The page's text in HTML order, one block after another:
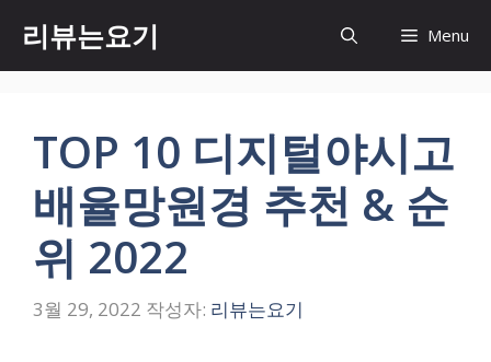
츠
리뷰는요기 Menu
TOP 10 디지털야시고
배율망원경 추천 & 순
위 2022
3월 29, 2022 작성자: 리뷰는요기